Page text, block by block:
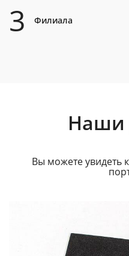
3 Филиала
Наши
Вы можете увидеть